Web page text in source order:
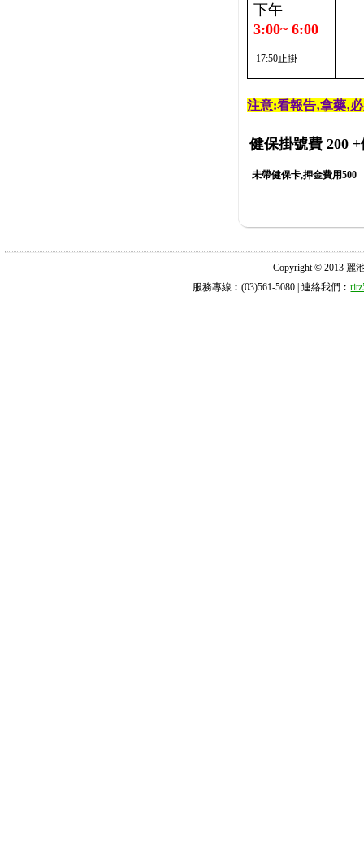
下午
3:00~ 6:00
17:50止掛
注意:看報告‚拿藥‚
健保掛號費 200 +
未帶健保卡,押金費用500
Copyright © 2013 麗
服務專線︰(03)561-5080 | 連絡我們︰